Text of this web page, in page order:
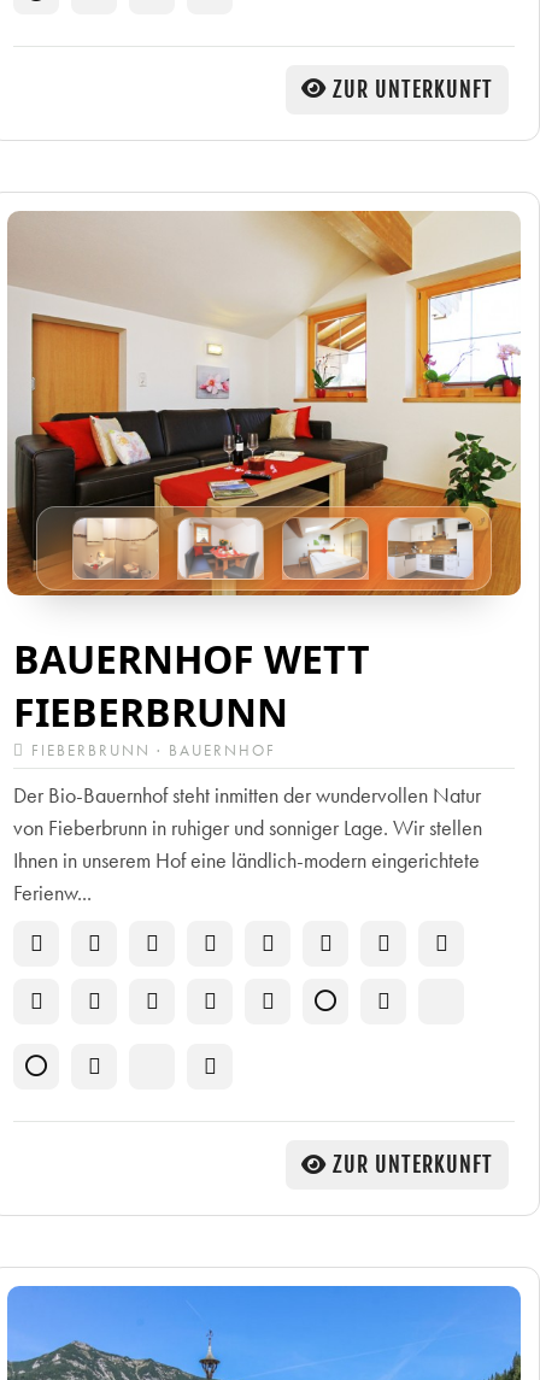
ZUR UNTERKUNFT
BAUERNHOF WETT
FIEBERBRUNN
FIEBERBRUNN · BAUERNHOF
Der Bio-Bauernhof steht inmitten der wundervollen Natur
von Fieberbrunn in ruhiger und sonniger Lage. Wir stellen
Ihnen in unserem Hof eine ländlich-modern eingerichtete
Ferienw...
ZUR UNTERKUNFT